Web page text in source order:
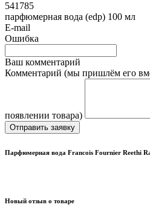
541785
парфюмерная вода (edp) 100 мл
E-mail
Ошибка
Ваш комментарий
Комментарий (мы пришлём его
появлении товара)
Отправить заявку
Парфюмерная вода Francois Fournier Reethi
Новый отзыв о товаре